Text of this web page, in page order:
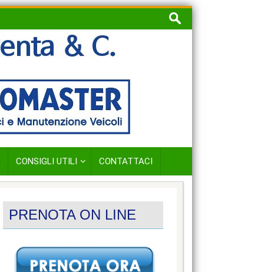
Ricerca
per:
CONSIGLI UTILI CONTATTACI
PRENOTA ON LINE